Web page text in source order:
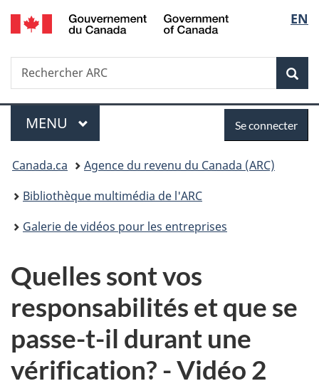
Passer
au
Passer
à
du
Passer
à
simplifiée
de
la
EN
Recherche
Rechercher
ARC
Menu
MENU PRINCIPAL
connecter
Se connecter
Vous
êtes
ici :
Canada.ca
Agence du revenu du Canada (ARC)
Bibliothèque multimédia de l'ARC
Galerie de vidéos pour les entreprises
Quelles sont vos
responsabilités et que se
passe-t-il durant une
vérification? - Vidéo 2